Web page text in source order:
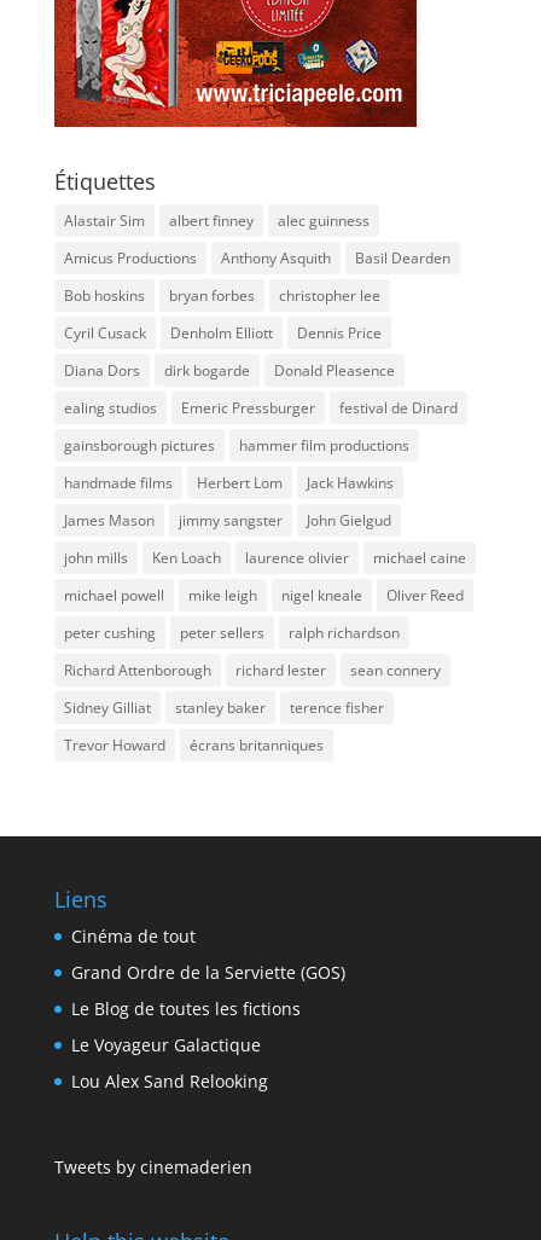
Étiquettes
Alastair Sim albert finney
alec guinness
Amicus Productions
Anthony Asquith
Basil Dearden
Bob hoskins
bryan forbes
christopher lee
Cyril Cusack
Denholm Elliott
Dennis Price
Diana Dors
dirk bogarde
Donald Pleasence
ealing studios
Emeric Pressburger
festival de Dinard
gainsborough pictures
hammer film productions
handmade films
Herbert Lom
Jack Hawkins
James Mason
jimmy sangster
John Gielgud
john mills
Ken Loach laurence olivier
michael caine
michael powell
mike leigh nigel kneale
Oliver Reed
peter cushing
peter sellers
ralph richardson
Richard Attenborough
richard lester
sean connery
Sidney Gilliat
stanley baker
terence fisher
Trevor Howard
écrans britanniques
Liens
Cinéma de tout
Grand Ordre de la Serviette (GOS)
Le Blog de toutes les fictions
Le Voyageur Galactique
Lou Alex Sand Relooking
Tweets by cinemaderien